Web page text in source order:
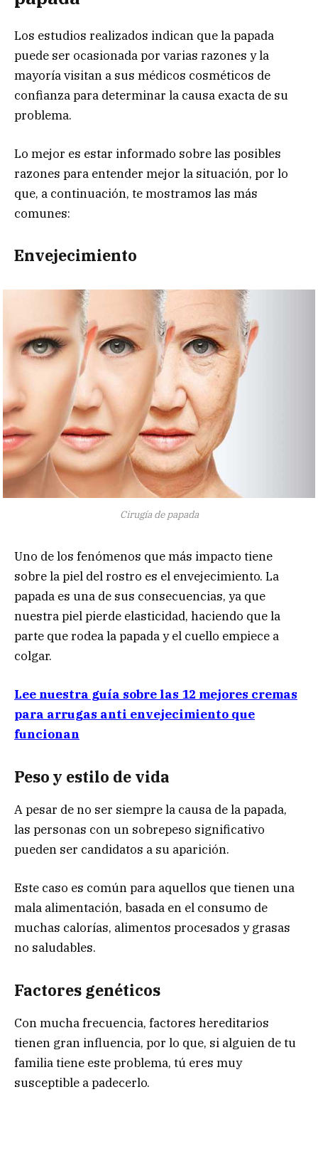
Los estudios realizados indican que la papada
puede ser ocasionada por varias razones y la
mayoría visitan a sus médicos cosméticos de
confianza para determinar la causa exacta de su
problema.
Lo mejor es estar informado sobre las posibles
razones para entender mejor la situación, por lo
que, a continuación, te mostramos las más
comunes:
Envejecimiento
Cirugía de papada
Uno de los fenómenos que más impacto tiene
sobre la piel del rostro es el envejecimiento. La
papada es una de sus consecuencias, ya que
nuestra piel pierde elasticidad, haciendo que la
parte que rodea la papada y el cuello empiece a
colgar.
Lee nuestra guía sobre las 12 mejores cremas
para arrugas anti envejecimiento que
funcionan
Peso y estilo de vida
A pesar de no ser siempre la causa de la papada,
las personas con un sobrepeso significativo
pueden ser candidatos a su aparición.
Este caso es común para aquellos que tienen una
mala alimentación, basada en el consumo de
muchas calorías, alimentos procesados y grasas
no saludables.
Factores genéticos
Con mucha frecuencia, factores hereditarios
tienen gran influencia, por lo que, si alguien de tu
familia tiene este problema, tú eres muy
susceptible a padecerlo.